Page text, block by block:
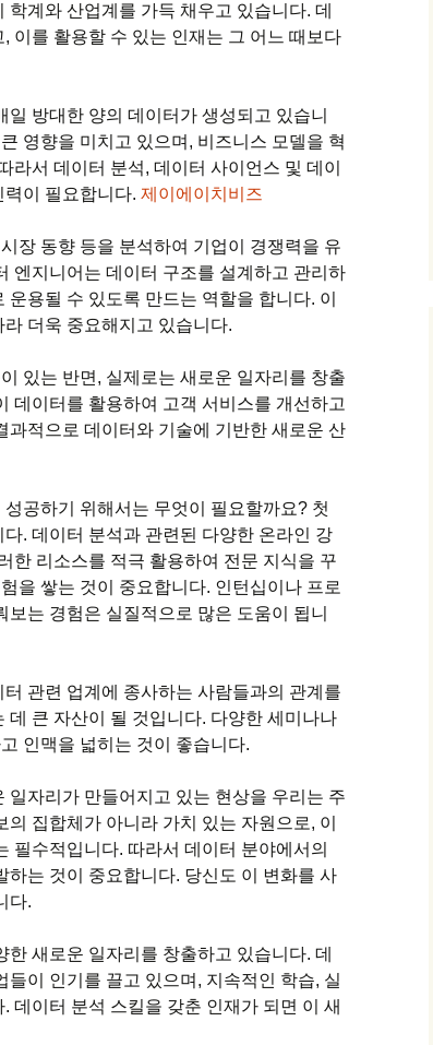
계와 산업계를 가득 채우고 있습니다. 데
이를 활용할 수 있는 인재는 그 어느 때보다
방대한 양의 데이터가 생성되고 있습니
영향을 미치고 있으며, 비즈니스 모델을 혁
라서 데이터 분석, 데이터 사이언스 및 데이
이 필요합니다. 제이에이치비즈
장 동향 등을 분석하여 기업이 경쟁력을 유
엔지니어는 데이터 구조를 설계하고 관리하
용될 수 있도록 만드는 역할을 합니다. 이
더욱 중요해지고 있습니다.
있는 반면, 실제로는 새로운 일자리를 창출
데이터를 활용하여 고객 서비스를 개선하고
적으로 데이터와 기술에 기반한 새로운 산
공하기 위해서는 무엇이 필요할까요? 첫
. 데이터 분석과 관련된 다양한 온라인 강
한 리소스를 적극 활용하여 전문 지식을 꾸
을 쌓는 것이 중요합니다. 인턴십이나 프로
는 경험은 실질적으로 많은 도움이 됩니
관련 업계에 종사하는 사람들과의 관계를
큰 자산이 될 것입니다. 다양한 세미나나
인맥을 넓히는 것이 좋습니다.
자리가 만들어지고 있는 현상을 우리는 주
집합체가 아니라 가치 있는 자원으로, 이
필수적입니다. 따라서 데이터 분야에서의
는 것이 중요합니다. 당신도 이 변화를 사
다.
새로운 일자리를 창출하고 있습니다. 데
이 인기를 끌고 있으며, 지속적인 학습, 실
데이터 분석 스킬을 갖춘 인재가 되면 이 새